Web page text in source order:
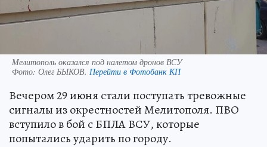
Мелитополь оказался под налетом дронов ВСУ
Фото: Олег БЫКОВ. Перейти в Фотобанк КП
Вечером 29 июня стали поступать тревожные
сигналы из окрестностей Мелитополя. ПВО
вступило в бой с БПЛА ВСУ, которые
попытались ударить по городу.